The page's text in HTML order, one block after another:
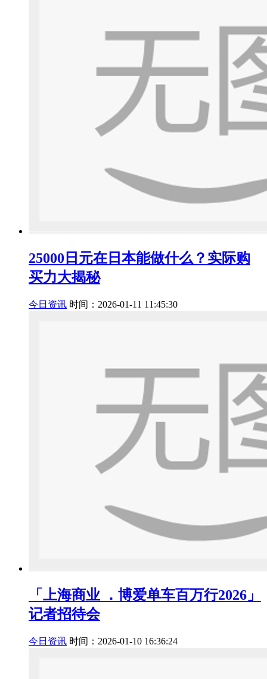
25000日元在日本能做什么？实际购
买力大揭秘
今日资讯 时间：2026-01-11 11:45:30
「上海商业 ．博爱单车百万行2026」
记者招待会
今日资讯 时间：2026-01-10 16:36:24